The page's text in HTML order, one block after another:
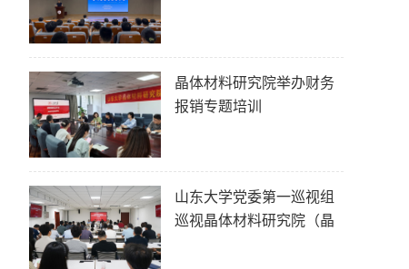
晶体材料研究院举办财务
报销专题培训
山东大学党委第一巡视组
巡视晶体材料研究院（晶